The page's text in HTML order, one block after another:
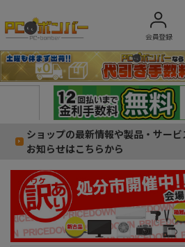
会員登録
ショップの最新情報や製品・サー
お知らせはこちらから